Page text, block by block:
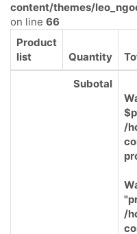
content/themes/
on line 66
Product
list
Quantity
Subotal
/
/